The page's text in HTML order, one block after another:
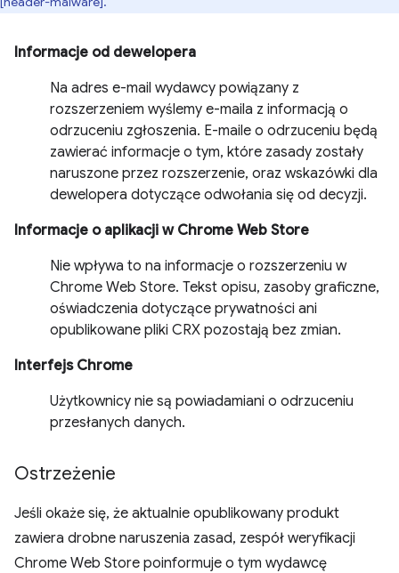
Informacje od dewelopera
Na adres e-mail wydawcy powiązany z
rozszerzeniem wyślemy e-maila z informacją o
odrzuceniu zgłoszenia. E-maile o odrzuceniu będą
zawierać informacje o tym, które zasady zostały
naruszone przez rozszerzenie, oraz wskazówki dla
dewelopera dotyczące odwołania się od decyzji.
Informacje o aplikacji w Chrome Web Store
Nie wpływa to na informacje o rozszerzeniu w
Chrome Web Store. Tekst opisu, zasoby graficzne,
oświadczenia dotyczące prywatności ani
opublikowane pliki CRX pozostają bez zmian.
Interfejs Chrome
Użytkownicy nie są powiadamiani o odrzuceniu
przesłanych danych.
Ostrzeżenie
Jeśli okaże się, że aktualnie opublikowany produkt
zawiera drobne naruszenia zasad, zespół weryfikacji
Chrome Web Store poinformuje o tym wydawcę